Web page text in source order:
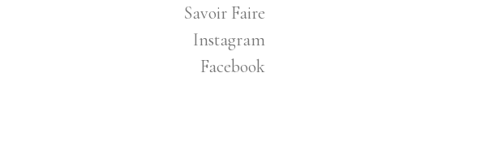
Savoir Faire
Instagram
Facebook